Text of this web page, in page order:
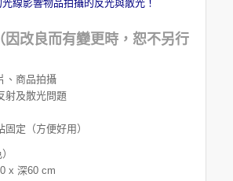
線影響物品拍攝的反光與散光！
因改良而有變更時，恕不另行
、商品拍攝
射及散光問題
定（方便好用）
x 深60 cm